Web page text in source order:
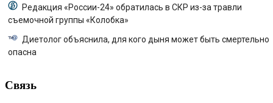
Редакция «России-24» обратилась в СКР из-за травли
съемочной группы «Колобка»
Диетолог объяснила, для кого дыня может быть смертельно
опасна
Связь